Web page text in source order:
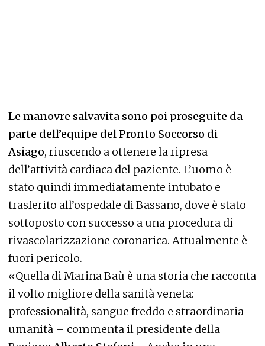
Le manovre salvavita sono poi proseguite da
parte dell’equipe del Pronto Soccorso di
Asiago, riuscendo a ottenere la ripresa
dell’attività cardiaca del paziente. L’uomo è
stato quindi immediatamente intubato e
trasferito all’ospedale di Bassano, dove è stato
sottoposto con successo a una procedura di
rivascolarizzazione coronarica. Attualmente è
fuori pericolo.
«Quella di Marina Baù è una storia che racconta
il volto migliore della sanità veneta:
professionalità, sangue freddo e straordinaria
umanità – commenta il presidente della